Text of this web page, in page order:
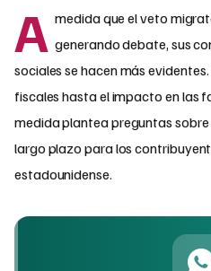
A medida que el veto
generando debate, sus
sociales se hacen más
fiscales hasta el impacto en las
medida plantea preguntas
largo plazo para los
estadounidense.